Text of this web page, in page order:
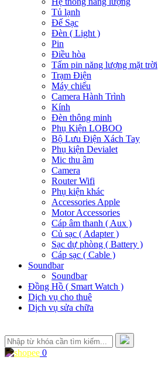
Tủ lạnh
Đế Sạc
Đèn ( Light )
Pin
Điều hòa
Tấm pin năng lượng mặt trời
Trạm Điện
Máy chiếu
Camera Hành Trình
Kính
Đèn thông minh
Phụ Kiện LOBOO
Bộ Lưu Điện Xách Tay
Phụ kiện Devialet
Mic thu âm
Camera
Router Wifi
Phụ kiện khác
Accessories Apple
Motor Accessories
Cáp âm thanh ( Aux )
Củ sạc ( Adapter )
Sạc dự phòng ( Battery )
Cáp sạc ( Cable )
Soundbar
Soundbar
Đồng Hồ ( Smart Watch )
Dịch vụ cho thuê
Dịch vụ sửa chữa
0